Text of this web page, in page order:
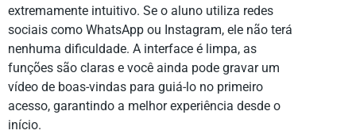
extremamente intuitivo. Se o aluno utiliza redes
sociais como WhatsApp ou Instagram, ele não terá
nenhuma dificuldade. A interface é limpa, as
funções são claras e você ainda pode gravar um
vídeo de boas-vindas para guiá-lo no primeiro
acesso, garantindo a melhor experiência desde o
início.